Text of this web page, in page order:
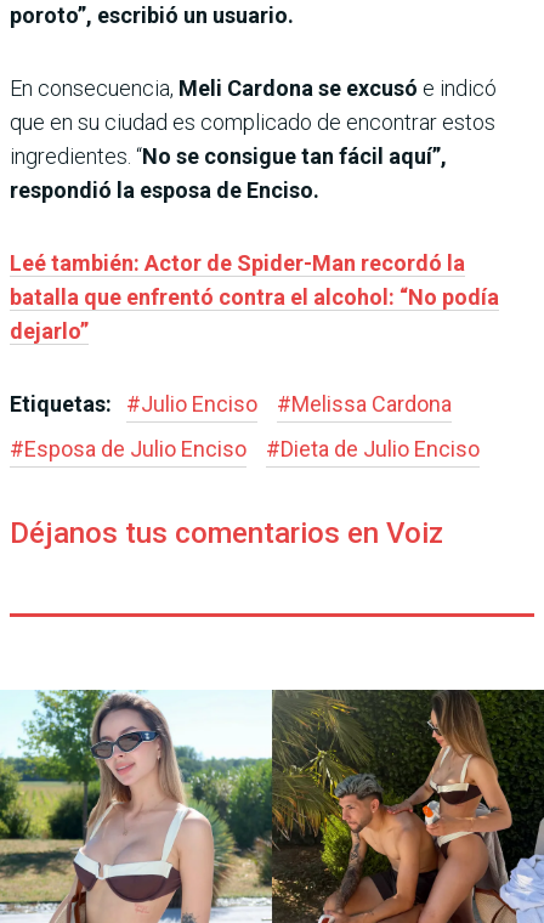
poroto”, escribió un usuario.
En consecuencia, Meli Cardona se excusó e indicó
que en su ciudad es complicado de encontrar estos
ingredientes. “No se consigue tan fácil aquí”,
respondió la esposa de Enciso.
Leé también: Actor de Spider-Man recordó la
batalla que enfrentó contra el alcohol: “No podía
dejarlo”
Etiquetas: #Julio Enciso #Melissa Cardona
#Esposa de Julio Enciso #Dieta de Julio Enciso
Déjanos tus comentarios en Voiz